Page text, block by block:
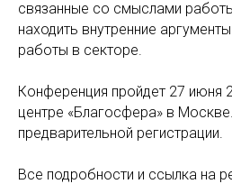
связанные со смыслами
находить внутренние
работы в секторе.
Конференция пройдет 27 июня
центре «Благосфера» в
предварительной регистрации.
Все подробности и ссылка на